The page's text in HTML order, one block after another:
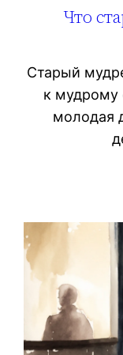
Что
Старый
к мудрому
молодая